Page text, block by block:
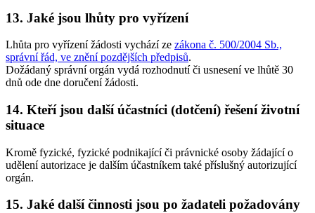
13. Jaké jsou lhůty pro vyřízení
Lhůta pro vyřízení žádosti vychází ze zákona č. 500/2004 Sb.,
správní řád, ve znění pozdějších předpisů.
Dožádaný správní orgán vydá rozhodnutí či usnesení ve lhůtě 30
dnů ode dne doručení žádosti.
14. Kteří jsou další účastníci (dotčení) řešení životní
situace
Kromě fyzické, fyzické podnikající či právnické osoby žádající o
udělení autorizace je dalším účastníkem také příslušný autorizující
orgán.
15. Jaké další činnosti jsou po žadateli požadovány